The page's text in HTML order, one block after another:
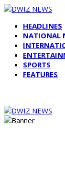
HEADLINES
NATIONAL
SPORTS
FEATURES